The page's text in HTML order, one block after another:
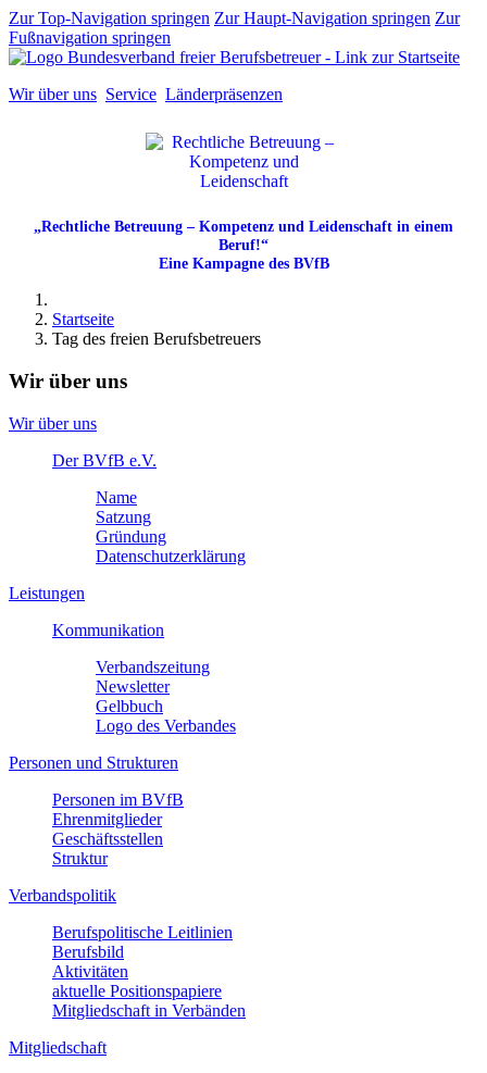
Zur Top-Navigation springen Zur Haupt-Navigation springen Zur
Fußnavigation springen
Wir über uns Service Länderpräsenzen
„Rechtliche Betreuung – Kompetenz und Leidenschaft in einem
Beruf!“
Eine Kampagne des BVfB
Startseite
Tag des freien Berufsbetreuers
Wir über uns
Wir über uns
Der BVfB e.V.
Name
Satzung
Gründung
Datenschutzerklärung
Leistungen
Kommunikation
Verbandszeitung
Newsletter
Gelbbuch
Logo des Verbandes
Personen und Strukturen
Personen im BVfB
Ehrenmitglieder
Geschäftsstellen
Struktur
Verbandspolitik
Berufspolitische Leitlinien
Berufsbild
Aktivitäten
aktuelle Positionspapiere
Mitgliedschaft in Verbänden
Mitgliedschaft